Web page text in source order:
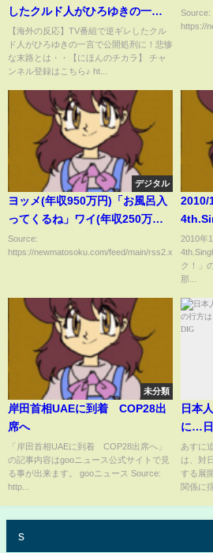
したクルド人がひろゆきの一言
で公開処刑に！悲惨な末路と
は・・【にほんのチカラ】
【海外の反応】TV番組で逆ギレしたクル
ド人がひろゆきの一言で公開処刑に！悲惨
な末路とは・・【にほんのチカラ】 チャ
ンネル登録はこちら♪ ht...
Source:
https://
デジタル
ヨッメ(年収950万円)「お風呂入
ってくるね」ワイ(年収250万円)
「……うん」→結果・・・・・
Source:
https://newmatosoku.com/feed/main/rss2.xml...
2010/
ク!」
2010年
ク！」
那...
未分類
岸田首相UAEに到着 COP28出
席へ
「岸田首相UAEに到着 COP28出席へ」
の記事内容はgooニュース公式サイトで見
る事が出来ます。 gooニュース Source:
http...
日本
に…
国大
あすに
は、対
する展
関係に
s